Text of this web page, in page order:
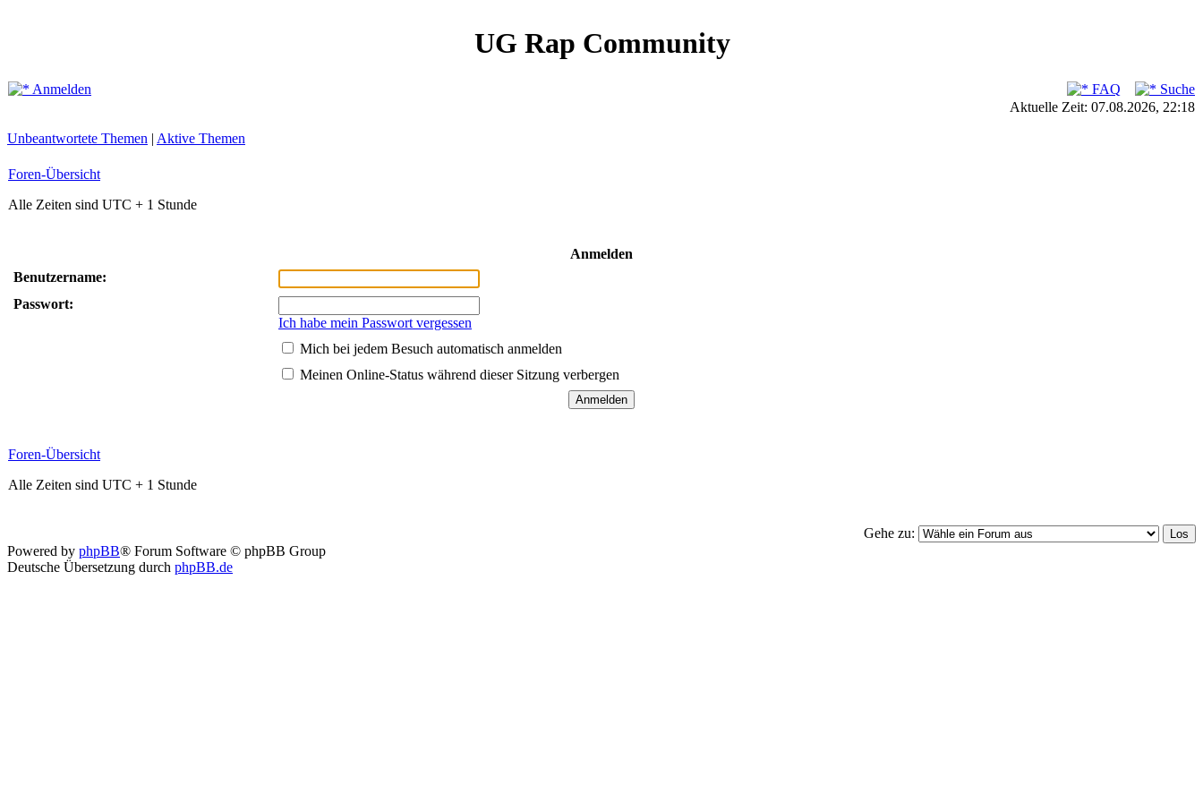
UG Rap Community
Anmelden FAQ
Suche
Aktuelle Zeit: 07.08.2026, 22:18
Unbeantwortete Themen | Aktive Themen
Foren-Übersicht
Alle Zeiten sind UTC + 1 Stunde
Anmelden
Benutzername:
Passwort:
Ich habe mein Passwort vergessen
Mich bei jedem Besuch automatisch anmelden
Meinen Online-Status während dieser Sitzung verbergen
Foren-Übersicht
Alle Zeiten sind UTC + 1 Stunde
Gehe zu:
Powered by phpBB® Forum Software © phpBB Group
Deutsche Übersetzung durch phpBB.de